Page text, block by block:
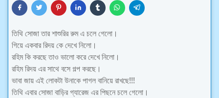
তিথি সোজা তার শাশুরির রুম এ চলে গেলো।
গিয়ে একবার রিদয় কে দেখে নিলো।
রহিম কি করছে তাও ভালো করে দেখে নিলো।
রহিম রিদয় এর সাথে বসে গল্প করছে।
ভাবা জায় এই লোকটা উনাকে পাগল বানিয়ে রাখছে!!!
তিথি এবার সোজা বাড়ির গ্যারেজ এর পিছনে চলে গেলো।